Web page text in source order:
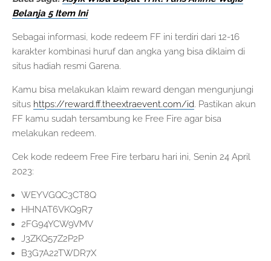
Belanja 5 Item Ini
Sebagai informasi, kode redeem FF ini terdiri dari 12-16
karakter kombinasi huruf dan angka yang bisa diklaim di
situs hadiah resmi Garena.
Kamu bisa melakukan klaim reward dengan mengunjungi
situs https://reward.ff.theextraevent.com/id. Pastikan akun
FF kamu sudah tersambung ke Free Fire agar bisa
melakukan redeem.
Cek kode redeem Free Fire terbaru hari ini, Senin 24 April
2023:
WEYVGQC3CT8Q
HHNAT6VKQ9R7
2FG94YCW9VMV
J3ZKQ57Z2P2P
B3G7A22TWDR7X